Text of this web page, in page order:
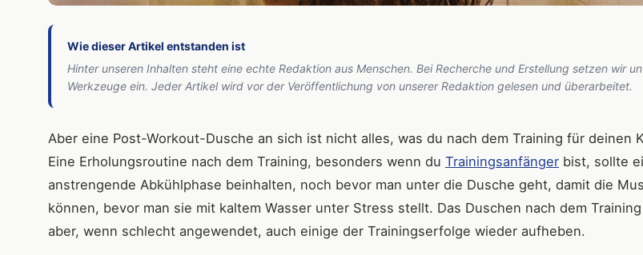
Wie dieser Artikel entstanden ist
Hinter unseren Inhalten steht eine echte Redaktion aus Menschen. Bei Recherche und Erstellung setzen wir
Werkzeuge ein. Jeder Artikel wird vor der Veröffentlichung von unserer Redaktion gelesen und überarbeitet.
Aber eine Post-Workout-Dusche an sich ist nicht alles, was du nach dem Training für deinen
Eine Erholungsroutine nach dem Training, besonders wenn du Trainingsanfänger bist, sollte
anstrengende Abkühlphase beinhalten, noch bevor man unter die Dusche geht, damit die
können, bevor man sie mit kaltem Wasser unter Stress stellt. Das Duschen nach dem
aber, wenn schlecht angewendet, auch einige der Trainingserfolge wieder aufheben.